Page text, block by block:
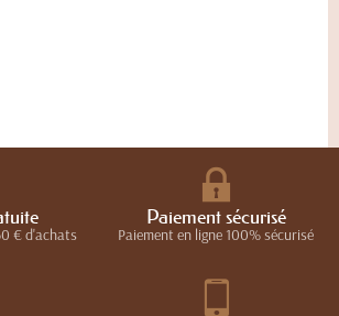
€ d'achats
Paiement sécurisé
Paiement en ligne 100% sécurisé
Product